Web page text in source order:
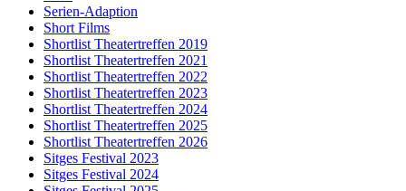
Serien-Adaption
Short Films
Shortlist Theatertreffen 2019
Shortlist Theatertreffen 2021
Shortlist Theatertreffen 2022
Shortlist Theatertreffen 2023
Shortlist Theatertreffen 2024
Shortlist Theatertreffen 2025
Shortlist Theatertreffen 2026
Sitges Festival 2023
Sitges Festival 2024